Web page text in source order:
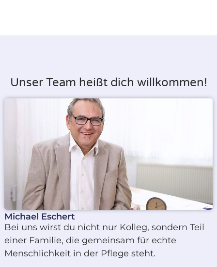
Unser Team heißt dich willkommen!
Michael Eschert
Bei uns wirst du nicht nur Kolleg, sondern Teil
einer Familie, die gemeinsam für echte
Menschlichkeit in der Pflege steht.